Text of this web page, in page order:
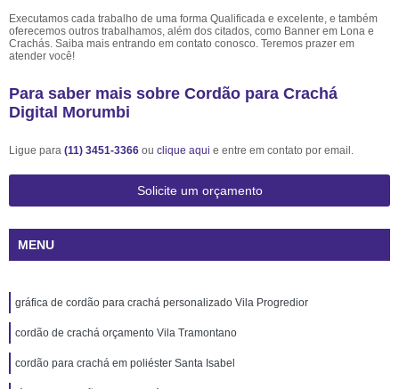
Executamos cada trabalho de uma forma Qualificada e excelente, e também
oferecemos outros trabalhamos, além dos citados, como Banner em Lona e
Crachás. Saiba mais entrando em contato conosco. Teremos prazer em
atender você!
Para saber mais sobre Cordão para Crachá
Digital Morumbi
Ligue para (11) 3451-3366 ou clique aqui e entre em contato por email.
Solicite um orçamento
MENU
gráfica de cordão para crachá personalizado Vila Progredior
cordão de crachá orçamento Vila Tramontano
cordão para crachá em poliéster Santa Isabel